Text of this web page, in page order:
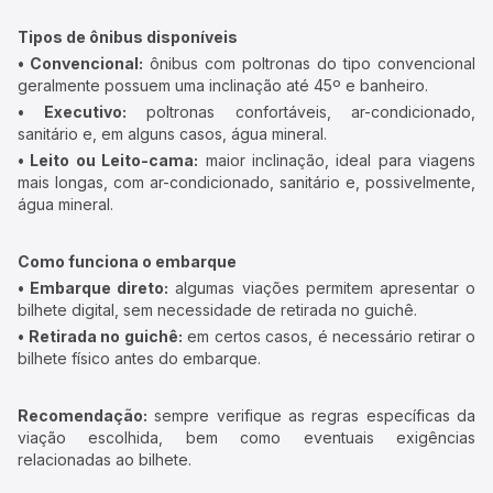
Tipos de ônibus disponíveis
• Convencional: ônibus com poltronas do tipo convencional
geralmente possuem uma inclinação até 45º e banheiro.
• Executivo: poltronas confortáveis, ar-condicionado,
sanitário e, em alguns casos, água mineral.
• Leito ou Leito-cama: maior inclinação, ideal para viagens
mais longas, com ar-condicionado, sanitário e, possivelmente,
água mineral.
Como funciona o embarque
• Embarque direto: algumas viações permitem apresentar o
bilhete digital, sem necessidade de retirada no guichê.
• Retirada no guichê: em certos casos, é necessário retirar o
bilhete físico antes do embarque.
Recomendação: sempre verifique as regras específicas da
viação escolhida, bem como eventuais exigências
relacionadas ao bilhete.